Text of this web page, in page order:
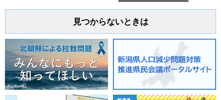
見つからないときは